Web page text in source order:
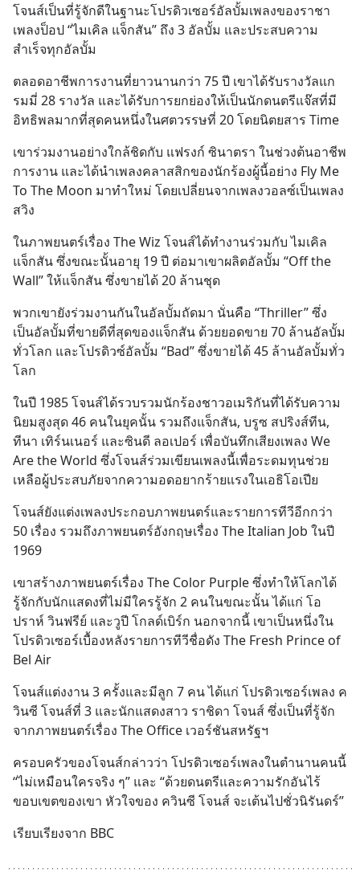
#บ้านล้นตลาด #เศรษฐกิจไทย
#EICAround #SCBThailand
โจนส์เป็นที่รู้จักดีในฐานะโปรดิวเซอร์อัลบั้มเพลงของราชา
เพลงป็อป “ไมเคิล แจ็กสัน” ถึง 3 อัลบั้ม และประสบความ
สำเร็จทุกอัลบั้ม
ตลอดอาชีพการงานที่ยาวนานกว่า 75 ปี เขาได้รับรางวัลแก
รมมี่ 28 รางวัล และได้รับการยกย่องให้เป็นนักดนตรีแจ๊สที่มี
อิทธิพลมากที่สุดคนหนึ่งในศตวรรษที่ 20 โดยนิตยสาร Time
เขาร่วมงานอย่างใกล้ชิดกับ แฟรงก์ ซินาตรา ในช่วงต้นอาชีพ
การงาน และได้นำเพลงคลาสสิกของนักร้องผู้นี้อย่าง Fly Me
To The Moon มาทำใหม่ โดยเปลี่ยนจากเพลงวอลซ์เป็นเพลง
สวิง
ในภาพยนตร์เรื่อง The Wiz โจนส์ได้ทำงานร่วมกับ ไมเคิล
แจ็กสัน ซึ่งขณะนั้นอายุ 19 ปี ต่อมาเขาผลิตอัลบั้ม “Off the
Wall” ให้แจ็กสัน ซึ่งขายได้ 20 ล้านชุด
พวกเขายังร่วมงานกันในอัลบั้มถัดมา นั่นคือ “Thriller” ซึ่ง
เป็นอัลบั้มที่ขายดีที่สุดของแจ็กสัน ด้วยยอดขาย 70 ล้านอัลบั้ม
ทั่วโลก และโปรดิวซ์อัลบั้ม “Bad” ซึ่งขายได้ 45 ล้านอัลบั้มทั่ว
โลก
ในปี 1985 โจนส์ได้รวบรวมนักร้องชาวอเมริกันที่ได้รับความ
นิยมสูงสุด 46 คนในยุคนั้น รวมถึงแจ็กสัน, บรูซ สปริงส์ทีน,
ทีนา เทิร์นเนอร์ และซินดี ลอเปอร์ เพื่อบันทึกเสียงเพลง We
Are the World ซึ่งโจนส์ร่วมเขียนเพลงนี้เพื่อระดมทุนช่วย
เหลือผู้ประสบภัยจากความอดอยากร้ายแรงในเอธิโอเปีย
โจนส์ยังแต่งเพลงประกอบภาพยนตร์และรายการทีวีอีกกว่า
50 เรื่อง รวมถึงภาพยนตร์อังกฤษเรื่อง The Italian Job ในปี
1969
เขาสร้างภาพยนตร์เรื่อง The Color Purple ซึ่งทำให้โลกได้
รู้จักกับนักแสดงที่ไม่มีใครรู้จัก 2 คนในขณะนั้น ได้แก่ โอ
ปราห์ วินฟรีย์ และวูปี โกลด์เบิร์ก นอกจากนี้ เขาเป็นหนึ่งใน
โปรดิวเซอร์เบื้องหลังรายการทีวีชื่อดัง The Fresh Prince of
Bel Air
โจนส์แต่งงาน 3 ครั้งและมีลูก 7 คน ได้แก่ โปรดิวเซอร์เพลง ค
วินซี โจนส์ที่ 3 และนักแสดงสาว ราชิดา โจนส์ ซึ่งเป็นที่รู้จัก
จากภาพยนตร์เรื่อง The Office เวอร์ชันสหรัฐฯ
ครอบครัวของโจนส์กล่าวว่า โปรดิวเซอร์เพลงในตำนานคนนี้
“ไม่เหมือนใครจริง ๆ” และ “ด้วยดนตรีและความรักอันไร้
ขอบเขตของเขา หัวใจของ ควินซี โจนส์ จะเต้นไปชั่วนิรันดร์”
เรียบเรียงจาก BBC